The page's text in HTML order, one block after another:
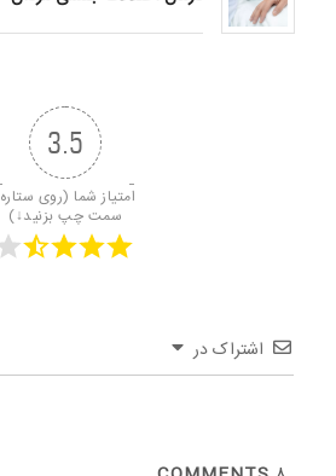
3.5
امتیاز شما (روی ستاره
سمت چپ بزنید↓)
اشتراک در